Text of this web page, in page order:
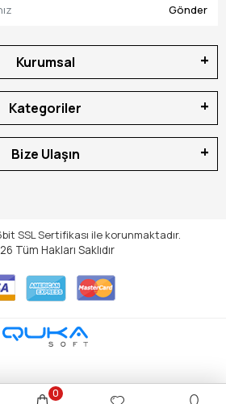
Gönder
Kurumsal
Kategoriler
Bize Ulaşın
SSL Sertifikası ile korunmaktadır.
Tüm Hakları Saklıdır
0